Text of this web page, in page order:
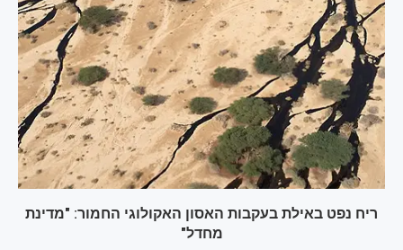
ריח נפט באילת בעקבות האסון האקולוגי החמור: "מדינת
מחדל"